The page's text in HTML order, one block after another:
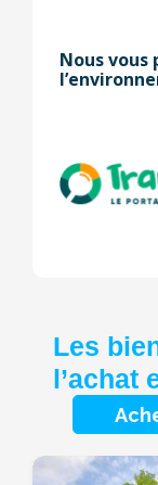
Nous vous
Les
l’achat